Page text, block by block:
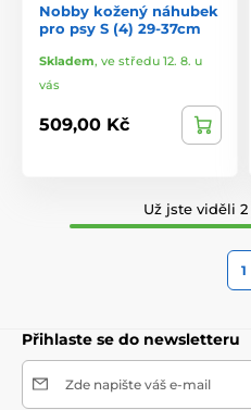
Nobby kožený náhubek
pro psy S (4) 29-37cm
Skladem, ve středu 12. 8. u
vás
509,00 Kč
Už jste viděli
1
Přihlaste se do newsletteru
Zde napište váš e-mail